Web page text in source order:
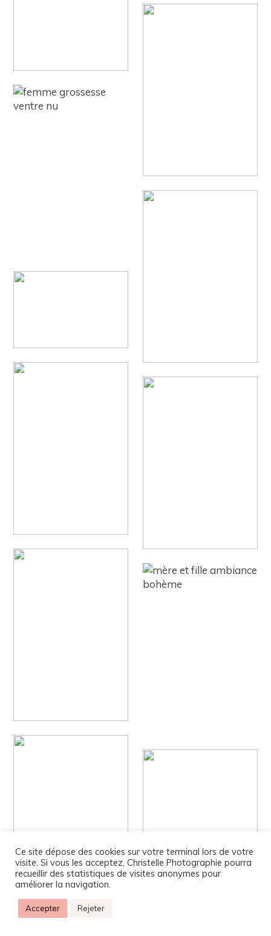
Ce site dépose des cookies sur votre terminal lors de votre
visite. Si vous les acceptez, Christelle Photographie pourra
recueillir des statistiques de visites anonymes pour
améliorer la navigation.
Accepter Rejeter